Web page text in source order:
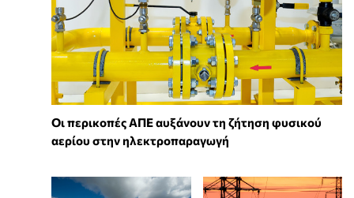
Οι περικοπές ΑΠΕ αυξάνουν τη ζήτηση φυσικού
αερίου στην ηλεκτροπαραγωγή